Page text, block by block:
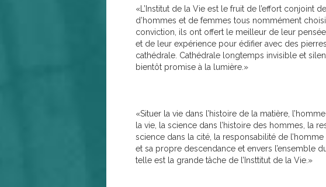
«L’Institut de la Vie est le fruit de l’effort conjoint
d’hommes et de femmes tous nommément
conviction, ils ont offert le meilleur de leur
et de leur expérience pour édifier avec des
cathédrale. Cathédrale longtemps invisible et
bientôt promise à la lumière.»
«Situer la vie dans l’histoire de la matière,
la vie, la science dans l’histoire des hommes, la
science dans la cité, la responsabilité de
et sa propre descendance et envers l’ensemble
telle est la grande tâche de l’Insttitut de la Vie.»